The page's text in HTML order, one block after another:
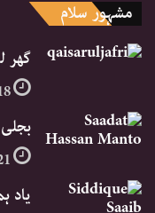
مشہور سلام
گھر
18
21
یاد